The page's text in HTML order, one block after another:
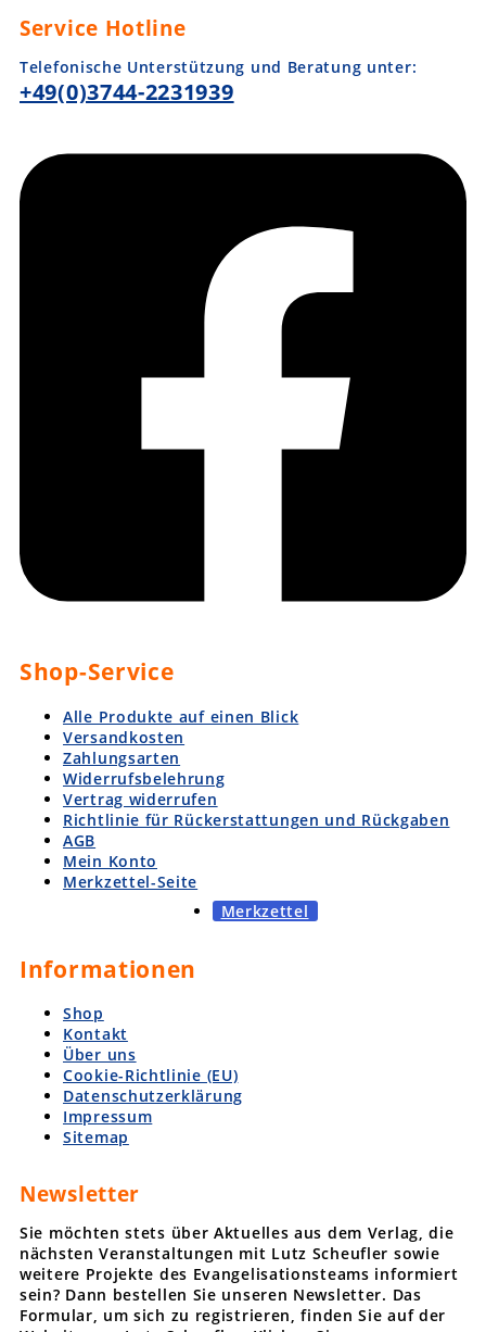
Service Hotline
Telefonische Unterstützung und Beratung unter:
+49(0)3744-2231939
Shop-Service
Alle Produkte auf einen Blick
Versandkosten
Zahlungsarten
Widerrufsbelehrung
Vertrag widerrufen
Richtlinie für Rückerstattungen und Rückgaben
AGB
Mein Konto
Merkzettel-Seite
Merkzettel
Informationen
Shop
Kontakt
Über uns
Cookie-Richtlinie (EU)
Datenschutzerklärung
Impressum
Sitemap
Newsletter
Sie möchten stets über Aktuelles aus dem Verlag, die
nächsten Veranstaltungen mit Lutz Scheufler sowie
weitere Projekte des Evangelisationsteams informiert
sein? Dann bestellen Sie unseren Newsletter. Das
Formular, um sich zu registrieren, finden Sie auf der